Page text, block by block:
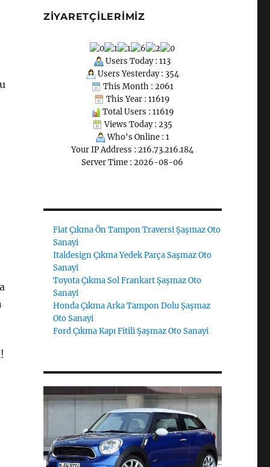
ZIYARETÇILERIMIZ
Users Today : 113
Users Yesterday : 354
This Month : 2061
This Year : 11619
Total Users : 11619
Views Today : 235
Who's Online : 1
Your IP Address : 216.73.216.184
Server Time : 2026-08-06
Fiat Çıkma Ön Tampon Traversi Şaşmaz Oto
Sanayi
Italdesign Çıkma Yedek Parça Saşmaz Oto
Sanayi
Toyota Çıkma Sol Frankart Şaşmaz Oto
Sanayi
Honda Çıkma Arka Tampon Dolu Şaşmaz
Oto Sanayi
Ford Çıkma Kapı Fitili Şaşmaz Oto Sanayi